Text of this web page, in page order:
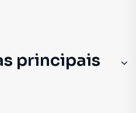
principais